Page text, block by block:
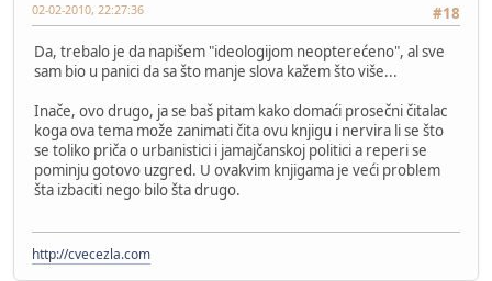
#18
02-02-2010, 22:27:36
Da, trebalo je da napišem "ideologijom neopterećeno", al sve
sam bio u panici da sa što manje slova kažem što više...
Inače, ovo drugo, ja se baš pitam kako domaći prosečni čitalac
koga ova tema može zanimati čita ovu knjigu i nervira li se što
se toliko priča o urbanistici i jamajčanskoj politici a reperi se
pominju gotovo uzgred. U ovakvim knjigama je veći problem
šta izbaciti nego bilo šta drugo.
http://cvecezla.com